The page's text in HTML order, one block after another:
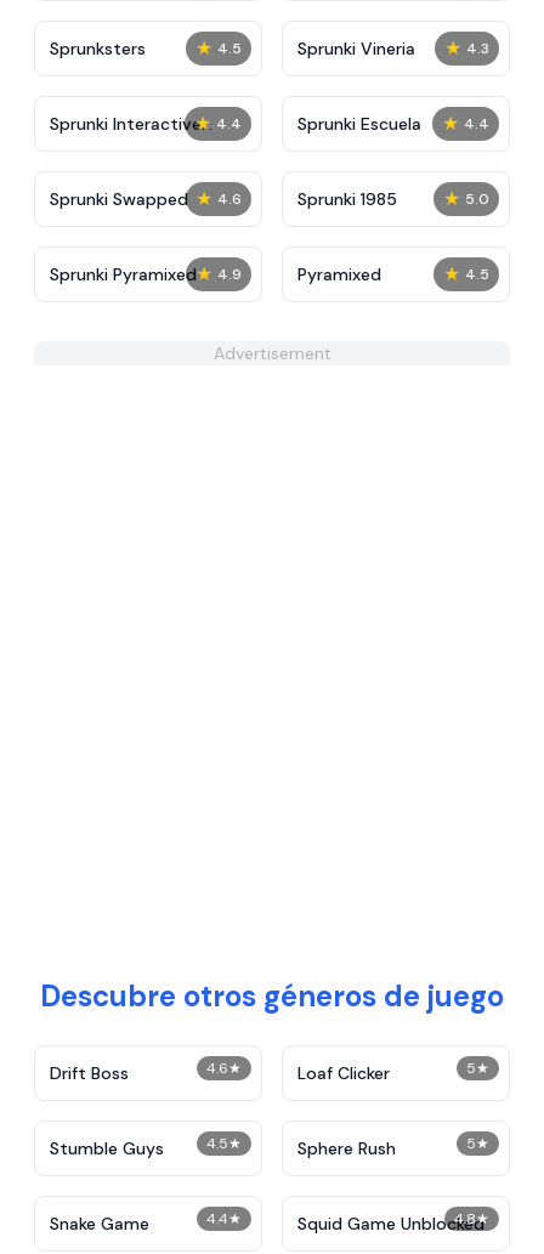
★ 4.5
Sprunksters ★ 4.3
Sprunki Vineria
★ 4.4
Sprunki Interactive
Tunner
★ 4.4
Sprunki Escuela
★ 4.6
Sprunki Swapped ★ 5.0
Sprunki 1985
★ 4.9
Sprunki Pyramixed ★ 4.5
Pyramixed
Advertisement
Descubre otros géneros de juego
4.6★
Drift Boss 5★
Loaf Clicker
4.5★
Stumble Guys 5★
Sphere Rush
4.4★
Snake Game 4.8★
Squid Game Unblocked